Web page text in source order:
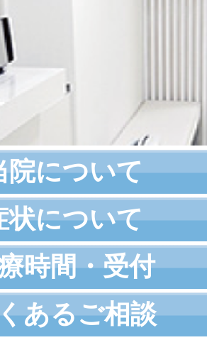
院について
状について
時間・受付
あるご相談